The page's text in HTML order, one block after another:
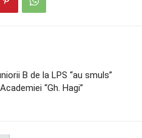
B de la LPS “au smuls”
“Gh. Hagi”